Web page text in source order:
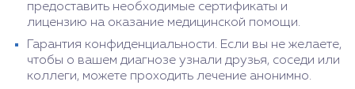
предоставить необходимые сертификаты и
лицензию на оказание медицинской помощи.
Гарантия конфиденциальности. Если вы не желаете,
чтобы о вашем диагнозе узнали друзья, соседи или
коллеги, можете проходить лечение анонимно.